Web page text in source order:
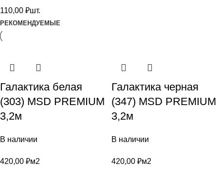
110,00 ₽шт.
РЕКОМЕНДУЕМЫЕ
Галактика белая
(303) MSD PREMIUM
3,2м
В наличии
420,00 ₽м2
Галактика черная
(347) MSD PREMIUM
3,2м
В наличии
420,00 ₽м2